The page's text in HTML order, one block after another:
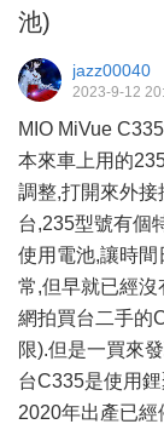
池)
jazz00040
2023-9-12
MIO MiVue
本來車上用的
調整,打開來外
台,235型號有個
使用電池,讓時
常,但早就已經沒
網拍買台二手的
限).但是一買來
台C335是使用
2020年出產已經